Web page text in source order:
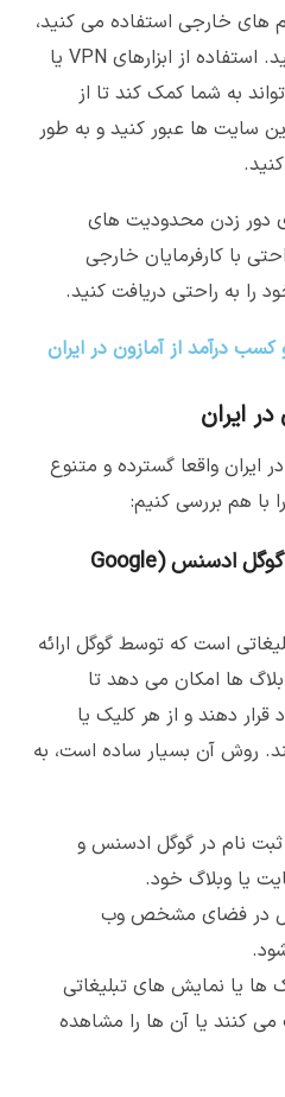
های خارجی استفاده می کنید،
هم دقت کنید. استفاده از ابزارهای VPN یا
به شما کمک کند تا از
سایت ها عبور کنید و به طور
دور زدن محدودیت های
با کارفرمایان خارجی
را به راحتی دریافت کنید.
درآمد از آمازون در ایران
ایران
واقعا گسترده و متنوع
با هم بررسی کنیم:
کسب درآمد دلاری از طریق گوگل ادسنس (Google
است که توسط گوگل ارائه
ها امکان می دهد تا
دهند و از هر کلیک یا
روش آن بسیار ساده است، به
نام در گوگل ادسنس و
یا وبلاگ خود.
در فضای مشخص وب
ها یا نمایش های تبلیغاتی
می کنند یا آن ها را مشاهده